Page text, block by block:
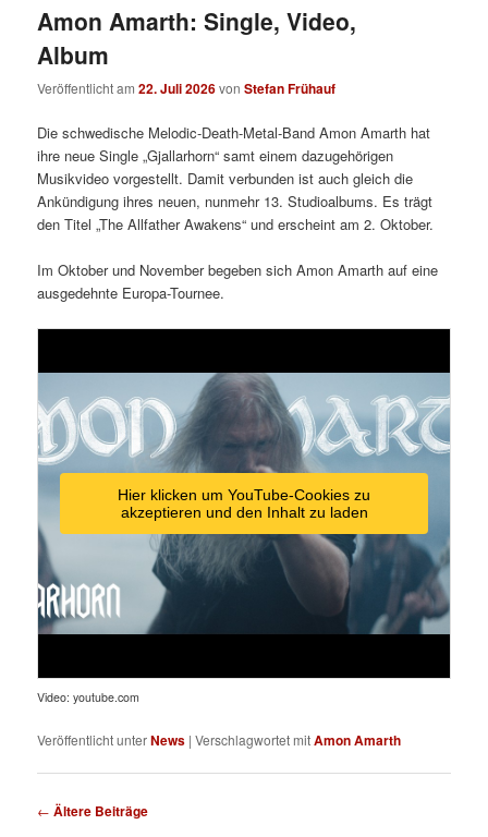
Amon Amarth: Single, Video,
Album
Veröffentlicht am22. Juli 2026vonStefan Frühauf
Die schwedische Melodic-Death-Metal-Band Amon Amarth hat
ihre neue Single „Gjallarhorn“ samt einem dazugehörigen
Musikvideo vorgestellt. Damit verbunden ist auch gleich die
Ankündigung ihres neuen, nunmehr 13. Studioalbums. Es trägt
den Titel „The Allfather Awakens“ und erscheint am 2. Oktober.
Im Oktober und November begeben sich Amon Amarth auf eine
ausgedehnte Europa-Tournee.
Hier klicken um YouTube-Cookies zu
akzeptieren und den Inhalt zu laden
Video: youtube.com
Veröffentlicht unterNews |Verschlagwortet mitAmon Amarth
Beitragsnavigation
← Ältere Beiträge